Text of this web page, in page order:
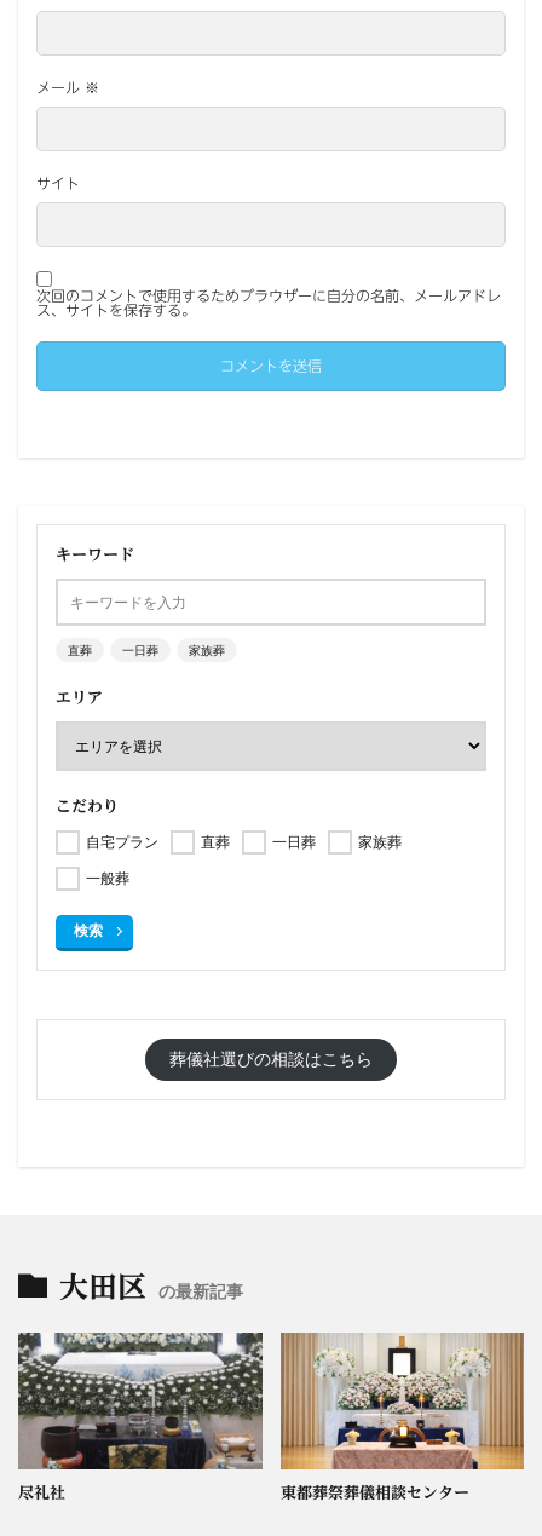
メール ※
サイト
次回のコメントで使用するためブラウザーに自分の名前、メールアドレ
ス、サイトを保存する。
キーワード
直葬 一日葬 家族葬
エリア
こだわり
自宅プラン 直葬 一日葬
家族葬
一般葬
検索
葬儀社選びの相談はこちら
大田区 の最新記事
尽礼社 東都葬祭葬儀相談センター